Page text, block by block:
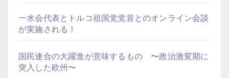
一水会代表とトルコ祖国党党首とのオンライン会談
が実施される！
国民連合の大躍進が意味するもの 〜政治激変期に
突入した欧州〜